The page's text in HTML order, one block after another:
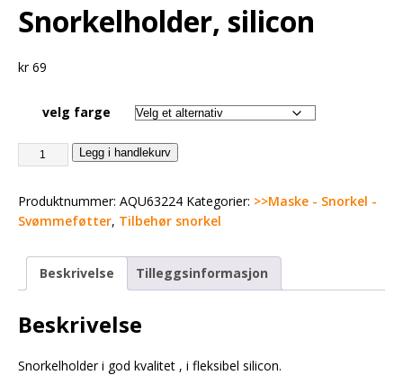
Snorkelholder, silicon
kr69
velg farge
Legg i handlekurv
Produktnummer: AQU63224 Kategorier: >>Maske - Snorkel -
Svømmeføtter, Tilbehør snorkel
Beskrivelse Tilleggsinformasjon
Beskrivelse
Snorkelholder i god kvalitet , i fleksibel silicon.